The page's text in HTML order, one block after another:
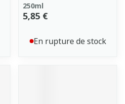
250ml
5,85 €
En rupture de stock